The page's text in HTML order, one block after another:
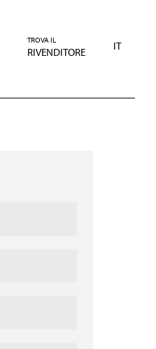
TROVA IL
RIVENDITORE IT